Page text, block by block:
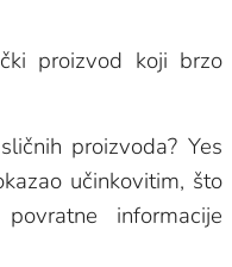
proizvod koji brzo
proizvoda? Yes
učinkovitim, što
informacije